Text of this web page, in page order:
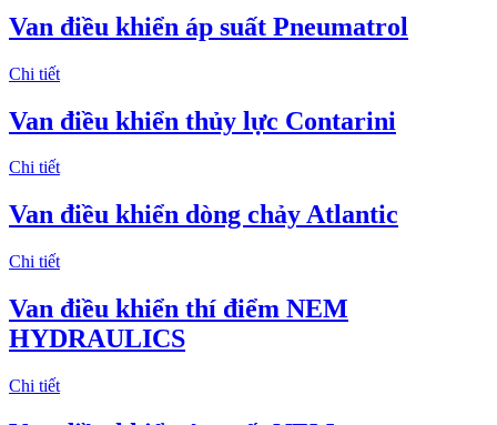
Van điều khiển áp suất Pneumatrol
Chi tiết
Van điều khiển thủy lực Contarini
Chi tiết
Van điều khiển dòng chảy Atlantic
Chi tiết
Van điều khiển thí điểm NEM
HYDRAULICS
Chi tiết